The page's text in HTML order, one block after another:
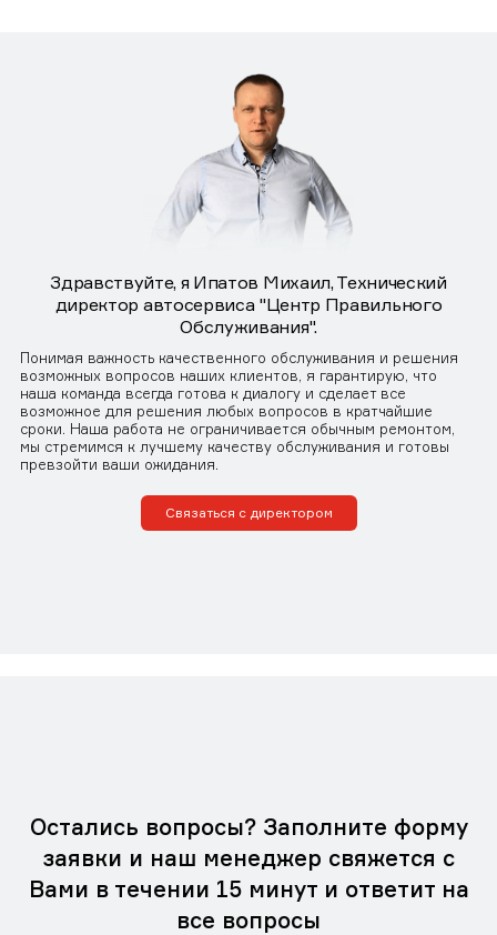
Здравствуйте, я Ипатов Михаил, Технический
директор автосервиса "Центр Правильного
Обслуживания".
Понимая важность качественного обслуживания и решения
возможных вопросов наших клиентов, я гарантирую, что
наша команда всегда готова к диалогу и сделает все
возможное для решения любых вопросов в кратчайшие
сроки. Наша работа не ограничивается обычным ремонтом,
мы стремимся к лучшему качеству обслуживания и готовы
превзойти ваши ожидания.
Связаться с директором
Остались вопросы? Заполните форму
заявки и наш менеджер свяжется с
Вами в течении 15 минут и ответит на
все вопросы